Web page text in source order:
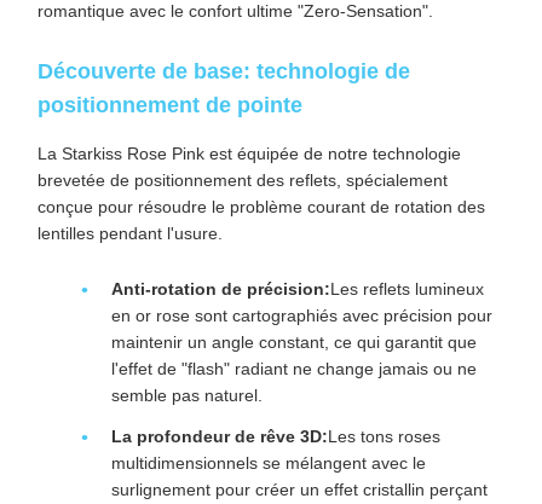
romantique avec le confort ultime "Zero-Sensation".
Découverte de base: technologie de
positionnement de pointe
La Starkiss Rose Pink est équipée de notre technologie
brevetée de positionnement des reflets, spécialement
conçue pour résoudre le problème courant de rotation des
lentilles pendant l'usure.
Anti-rotation de précision:Les reflets lumineux
en or rose sont cartographiés avec précision pour
maintenir un angle constant, ce qui garantit que
l'effet de "flash" radiant ne change jamais ou ne
semble pas naturel.
La profondeur de rêve 3D:Les tons roses
multidimensionnels se mélangent avec le
surlignement pour créer un effet cristallin perçant